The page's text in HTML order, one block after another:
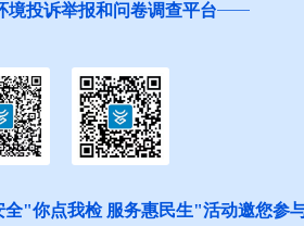
境投诉举报和问卷调查平台
全"你点我检 服务惠民生"活动邀您参